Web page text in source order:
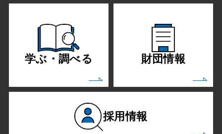
学ぶ・調べる 財団情報
採用情報